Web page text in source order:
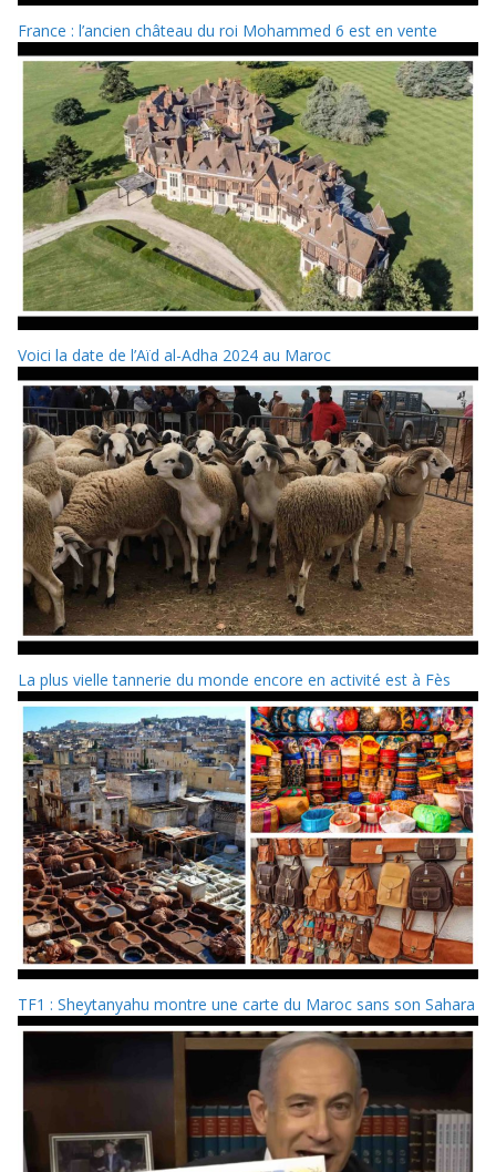
France : l’ancien château du roi Mohammed 6 est en vente
Voici la date de l’Aïd al-Adha 2024 au Maroc
La plus vielle tannerie du monde encore en activité est à Fès
TF1 : Sheytanyahu montre une carte du Maroc sans son Sahara